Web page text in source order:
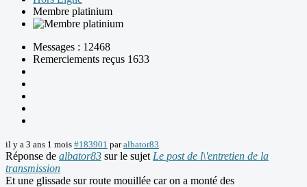
Membre platinium
Messages : 12468
Remerciements reçus 1633
il y a 3 ans 1 mois #183901 paralbator83
Réponse de albator83 sur le sujet Le post de l\'entretien de la
transmission
Et une glissade sur route mouillée car on a monté des